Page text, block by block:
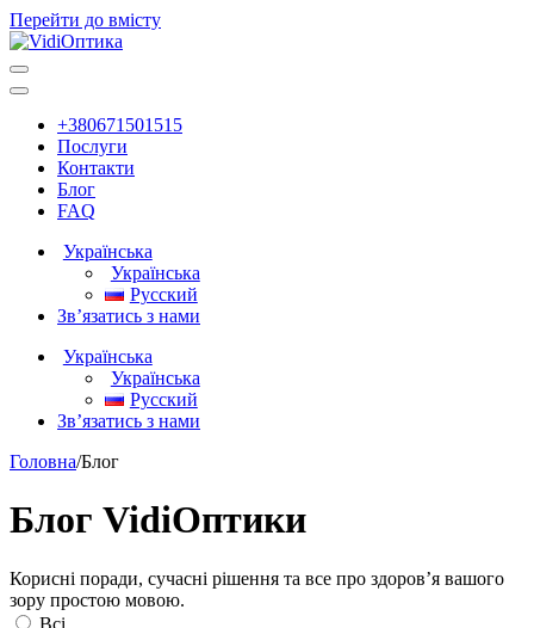
Перейти до вмісту
Головна
навігація
+380671501515
Послуги
Контакти
Блог
FAQ
Українська
Українська
Русский
Зв’язатись з нами
Українська
Українська
Русский
Зв’язатись з нами
Головна/Блог
Блог VidiОптики
Корисні поради, сучасні рішення та все про здоров’я вашого
зору простою мовою.
Всі